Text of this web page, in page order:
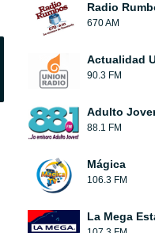
Radio
670 AM
Actualidad
90.3 FM
Adulto
88.1 FM
Mágica
106.3 FM
La Mega